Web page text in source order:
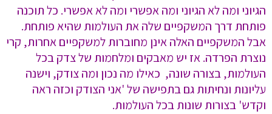
הגיוני ומה לא הגיוני ומה אפשרי ומה לא אפשרי. כל תוכנה
פותחת דרך המשקפיים שלה את העולמות שהיא פותחת.
אבל המשקפיים האלה אינן מחוברות למשקפיים אחרות, קרי
נוצרת הפרדה. אז יש מאבקים ומלחמות של צדק בכל
העולמות, בצורה שונה, כאילו מה נכון ומה צודק, וישנה
עליונות ונחיתות גם בתפישה של 'אני הצודק וכזה ראה
וקדש' בצורות שונות בכל העולמות.